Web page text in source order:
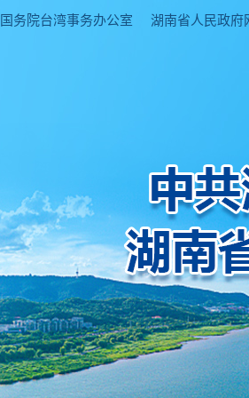
国务院台湾事务办公室 湖南省人民政府